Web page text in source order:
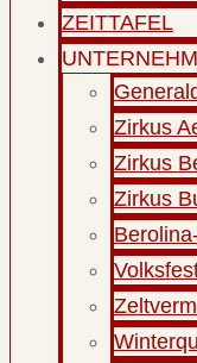
ZEITTAFEL
Zirkus
Zirkus
Zirkus